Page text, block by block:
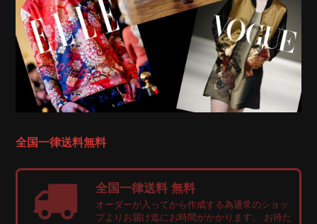
全国一律送料無料
全国一律送料 無料
オーダーが入ってから作成する為通常のショッ
プよりお届け迄にお時間がかかります。 お待た